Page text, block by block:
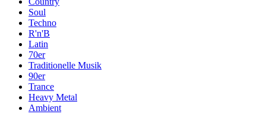
Soul
Techno
R'n'B
Latin
70er
Traditionelle Musik
90er
Trance
Heavy Metal
Ambient